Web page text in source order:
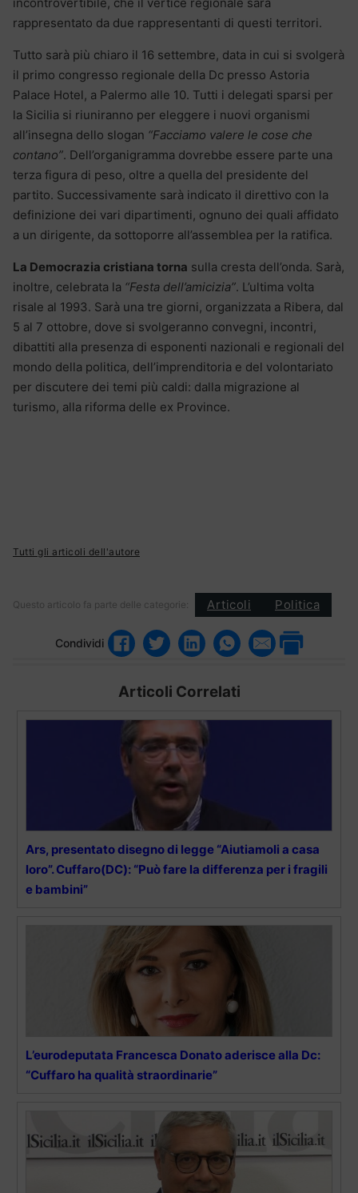
rappresentato da due rappresentanti di questi territori.
Tutto sarà più chiaro il 16 settembre, data in cui si svolgerà
il primo congresso regionale della Dc presso Astoria
Palace Hotel, a Palermo alle 10. Tutti i delegati sparsi per
la Sicilia si riuniranno per eleggere i nuovi organismi
all’insegna dello slogan “Facciamo valere le cose che
contano”. Dell’organigramma dovrebbe essere parte una
terza figura di peso, oltre a quella del presidente del
partito. Successivamente sarà indicato il direttivo con la
definizione dei vari dipartimenti, ognuno dei quali affidato
a un dirigente, da sottoporre all’assemblea per la ratifica.
La Democrazia cristiana torna sulla cresta dell’onda. Sarà,
inoltre, celebrata la “Festa dell’amicizia”. L’ultima volta
risale al 1993. Sarà una tre giorni, organizzata a Ribera, dal
5 al 7 ottobre, dove si svolgeranno convegni, incontri,
dibattiti alla presenza di esponenti nazionali e regionali del
mondo della politica, dell’imprenditoria e del volontariato
per discutere dei temi più caldi: dalla migrazione al
turismo, alla riforma delle ex Province.
Tutti gli articoli dell'autore
Questo articolo fa parte delle categorie: Articoli Politica
Condividi
Articoli Correlati
Ars, presentato disegno di legge “Aiutiamoli a casa
loro”. Cuffaro(DC): “Può fare la differenza per i fragili
e bambini”
L’eurodeputata Francesca Donato aderisce alla Dc:
“Cuffaro ha qualità straordinarie”